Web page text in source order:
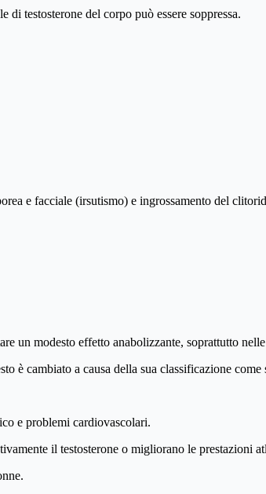
di testosterone del corpo può essere soppressa.
e facciale (irsutismo) e ingrossamento del
un modesto effetto anabolizzante, soprattutto
è cambiato a causa della sua classificazione come
e problemi cardiovascolari.
il testosterone o migliorano le prestazioni